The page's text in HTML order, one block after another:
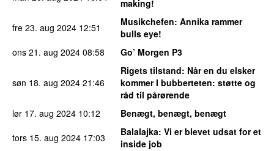
making!
fre 23. aug 2024 12:51 Musikchefen: Annika rammer
bulls eye!
ons 21. aug 2024 08:58 Go’ Morgen P3
søn 18. aug 2024 21:46
Rigets tilstand: Når en du elsker
kommer I bubberteten: støtte og
råd til pårørende
lør 17. aug 2024 10:12
Benægt, benægt, benægt
tors 15. aug 2024 17:03 Balalajka: Vi er blevet udsat for et
inside job